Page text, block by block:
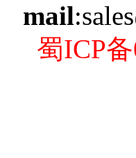
mail
蜀ICP